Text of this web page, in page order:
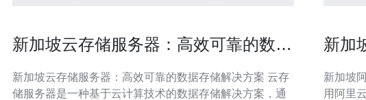
新加坡云存储服务器：高效可靠的数据
新加坡云存储服务器：高效可靠的数据存储解决方案 云存
储服务器是一种基于云计算技术的数据存储解决方案，通
新加
新加坡阿里云
用阿里